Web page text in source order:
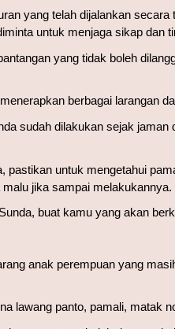
yang telah dijalankan
untuk menjaga sikap dan
yang tidak boleh
berbagai larangan
sudah dilakukan sejak
pastikan untuk mengetahui
jika sampai melakukannya.
buat kamu yang akan
anak perempuan yang
lawang panto, pamali, matak